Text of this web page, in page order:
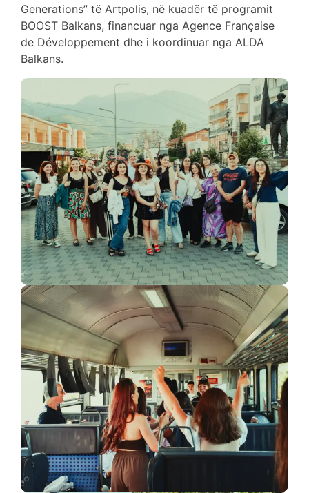
Generations” të Artpolis, në kuadër të programit
BOOST Balkans, financuar nga Agence Française
de Développement dhe i koordinuar nga ALDA
Balkans.